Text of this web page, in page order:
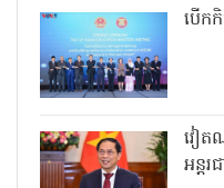
បើក
វៀត
អន្ត